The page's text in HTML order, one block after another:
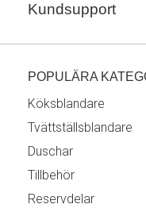
Kundsupport
POPULÄRA
Köksblandare
Tvättställsblandare
Duschar
Tillbehör
Reservdelar